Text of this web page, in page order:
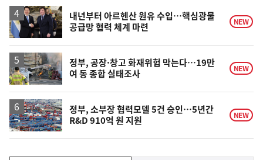
내년부터 아르헨산 원유 수입…핵심광물
공급망 협력 체계 마련
NEW
정부, 공장·창고 화재위험 막는다…19만
여 동 종합 실태조사
NEW
정부, 소부장 협력모델 5건 승인…5년간
R&D 910억 원 지원
NEW